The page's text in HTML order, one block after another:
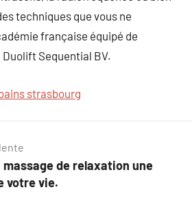
techniques que vous ne
française équipé de
Sequential BV.
strasbourg
de relaxation une
votre vie.